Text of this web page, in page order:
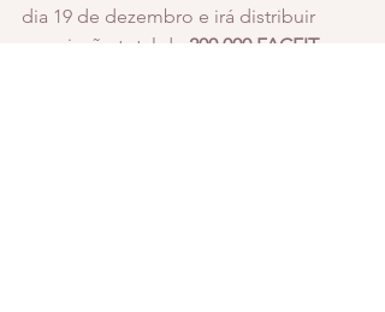
dia 19 de dezembro e irá distribuir
premiação total de 200.000 FACEIT